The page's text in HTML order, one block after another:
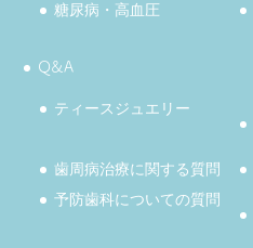
糖尿病・高血圧
Q&A
ティースジュエリー
歯周病治療に関する質問
予防歯科についての質問